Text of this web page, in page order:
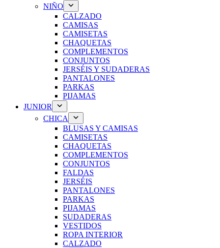
NIÑO
CALZADO
CAMISAS
CAMISETAS
CHAQUETAS
COMPLEMENTOS
CONJUNTOS
JERSÉIS Y SUDADERAS
PANTALONES
PARKAS
PIJAMAS
JUNIOR
CHICA
BLUSAS Y CAMISAS
CAMISETAS
CHAQUETAS
COMPLEMENTOS
CONJUNTOS
FALDAS
JERSÉIS
PANTALONES
PARKAS
PIJAMAS
SUDADERAS
VESTIDOS
ROPA INTERIOR
CALZADO